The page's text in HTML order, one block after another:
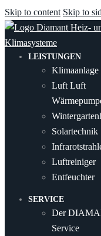
Skip to content Skip to
LEISTUNGEN
Klimaanlage
Luft Luft
Solartechnik
Luftreiniger
Entfeuchter
SERVICE
Der
Service